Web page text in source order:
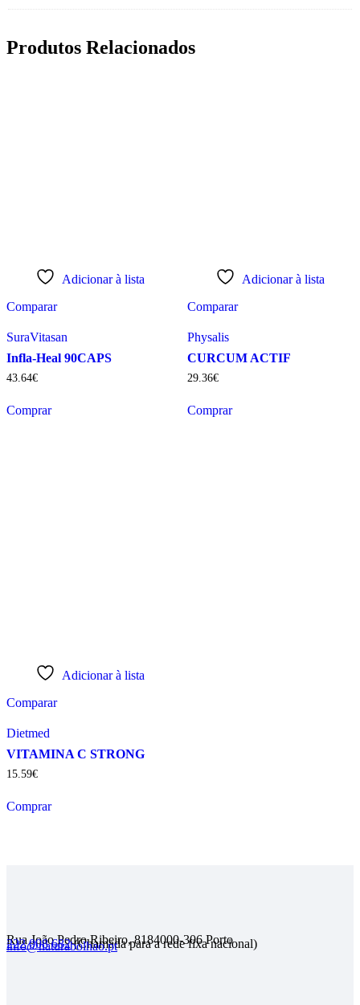
Produtos Relacionados
Adicionar à lista
Comparar
SuraVitasan
Infla-Heal 90CAPS
43 64€
Comprar
Adicionar à lista
Comparar
Physalis
CURCUM ACTIF
29. 36€
Comprar
Adicionar à lista
Comparar
Dietmed
VITAMINA C STRONG
15 59€
Comprar
Rua João Pedro Ribeiro, 8184000-306 Porto
222 008 682(Chamada para a rede fixa nacional)
info@naturabolhao.pt